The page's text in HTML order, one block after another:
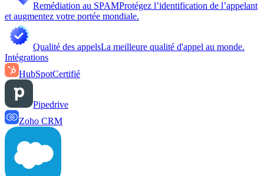
Remédiation au SPAMProtégez l’identification de l’appelant
et augmentez votre portée mondiale.
Qualité des appelsLa meilleure qualité d'appel au monde.
Intégrations
HubSpotCertifié
Pipedrive
Zoho CRM